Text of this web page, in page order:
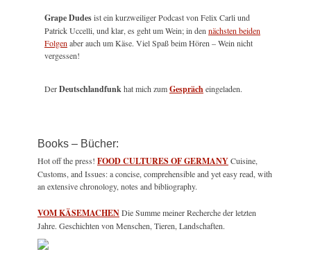
Grape Dudesist ein kurzweiliger Podcast von Felix Carli und
Patrick Uccelli, und klar, es geht um Wein; in den nächsten beiden
Folgen aber auch um Käse. Viel Spaß beim Hören – Wein nicht
vergessen!
DerDeutschlandfunkhat mich zumGesprächeingeladen.
Books – Bücher:
Hot off the press! FOOD CULTURES OF GERMANYCuisine,
Customs, and Issues: a concise, comprehensible and yet easy read, with
an extensive chronology, notes and bibliography.
VOM KÄSEMACHENDie Summe meiner Recherche der letzten
Jahre. Geschichten von Menschen, Tieren, Landschaften.